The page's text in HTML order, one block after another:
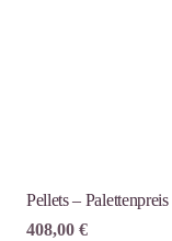
Pellets – Palettenpreis
408,00 €